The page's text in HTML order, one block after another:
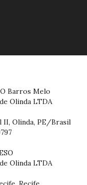
Barros Melo
Olinda LTDA
II, Olinda, PE/Brasil
Olinda LTDA